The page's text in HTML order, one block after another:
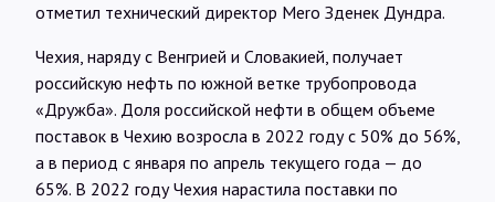
отметил технический директор Mero Зденек Дундра.
Чехия, наряду с Венгрией и Словакией, получает
российскую нефть по южной ветке трубопровода
«Дружба». Доля российской нефти в общем объеме
поставок в Чехию возросла в 2022 году с 50% до 56%,
а в период с января по апрель текущего года — до
65%. В 2022 году Чехия нарастила поставки по